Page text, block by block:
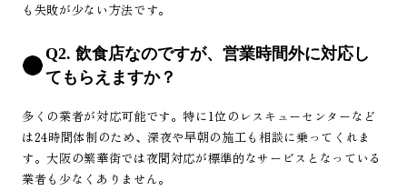
も失敗が少ない方法です。
Q2. 飲食店なのですが、営業時間外に対応し
てもらえますか？
多くの業者が対応可能です。特に1位のレスキューセンターなど
は24時間体制のため、深夜や早朝の施工も相談に乗ってくれま
す。大阪の繁華街では夜間対応が標準的なサービスとなっている
業者も少なくありません。